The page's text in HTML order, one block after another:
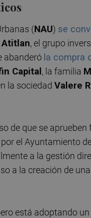
(NAU) se
Atitlan, el grupo
abanderó la compra
Capital , la familia
la sociedad Valere
de que se
el Ayuntamiento
a la gestión
a la creación de
está adoptando